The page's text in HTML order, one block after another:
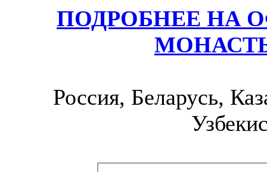
ПОДРОБНЕЕ НА
Россия, Беларусь,